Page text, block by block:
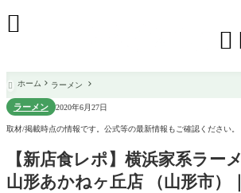


 ホーム ラーメン
ラーメン 2020年6月27日
取材/掲載時点の情報です。公式等の最新情報もご確認ください。
【新店食レポ】横浜家系ラー
山形あかねヶ丘店 （山形市）